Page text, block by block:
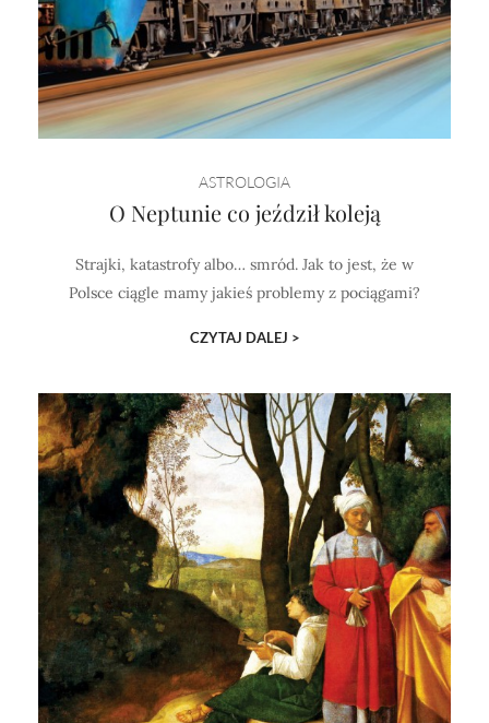
ASTROLOGIA
O Neptunie co jeździł koleją
Strajki, katastrofy albo… smród. Jak to jest, że w
Polsce ciągle mamy jakieś problemy z pociągami?
CZYTAJ DALEJ >